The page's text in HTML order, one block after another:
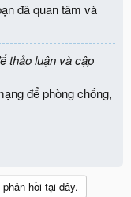
thông tin WhiteHat
đã quan tâm và
thảo luận và cập
để phòng chống,
hồi tại đây.